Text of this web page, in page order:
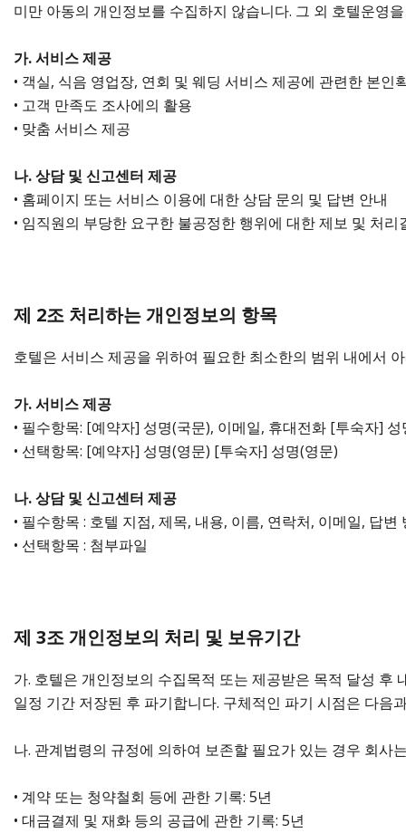
미만 아동의 개인정보를 수집하지 않습니다. 그 외 호텔운영
가. 서비스 제공
• 객실, 식음 영업장, 연회 및 웨딩 서비스 제공에 관련한 본인
• 고객 만족도 조사에의 활용
• 맞춤 서비스 제공
나. 상담 및 신고센터 제공
• 홈페이지 또는 서비스 이용에 대한 상담 문의 및 답변 안내
• 임직원의 부당한 요구한 불공정한 행위에 대한 제보 및 처리
제 2조 처리하는 개인정보의 항목
호텔은 서비스 제공을 위하여 필요한 최소한의 범위 내에서
가. 서비스 제공
• 필수항목: [예약자] 성명(국문), 이메일, 휴대전화 [투숙자]
• 선택항목: [예약자] 성명(영문) [투숙자] 성명(영문)
나. 상담 및 신고센터 제공
• 필수항목 : 호텔 지점, 제목, 내용, 이름, 연락처, 이메일, 답변
• 선택항목 : 첨부파일
제 3조 개인정보의 처리 및 보유기간
가. 호텔은 개인정보의 수집목적 또는 제공받은 목적 달성
일정 기간 저장된 후 파기합니다. 구체적인 파기 시점은 다음
나. 관계법령의 규정에 의하여 보존할 필요가 있는 경우 회사
• 계약 또는 청약철회 등에 관한 기록: 5년
• 대금결제 및 재화 등의 공급에 관한 기록: 5년